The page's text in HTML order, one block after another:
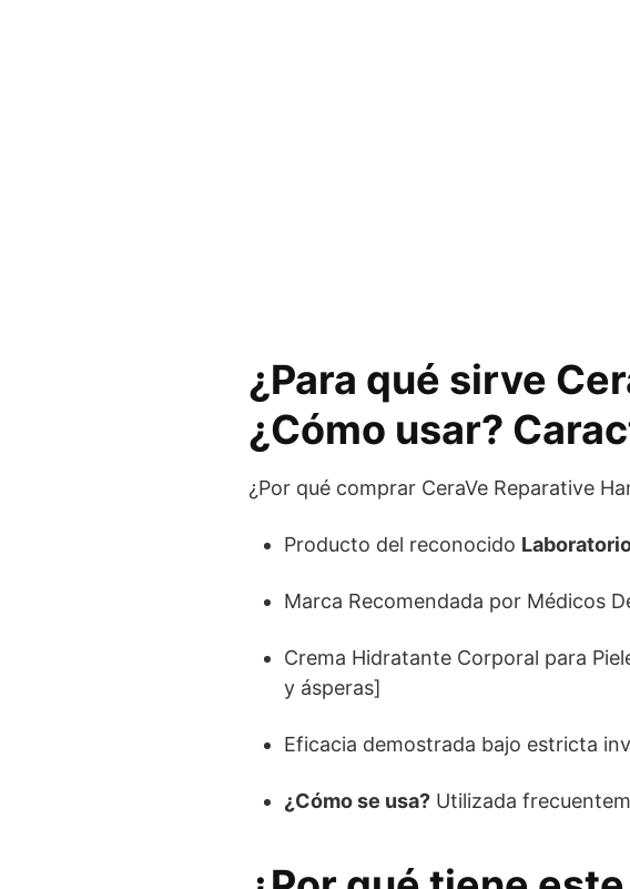
¿Para qué sirve
¿Cómo usar?
¿Por qué comprar CeraVe Reparative
Producto del reconocido
Marca Recomendada por Médicos
Crema Hidratante Corporal para
y ásperas]
Eficacia demostrada bajo estricta
¿Cómo se usa? Utilizada